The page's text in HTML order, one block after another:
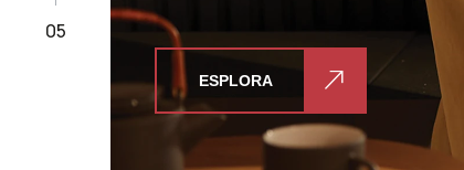
ESPLORA
ESPLORA
05